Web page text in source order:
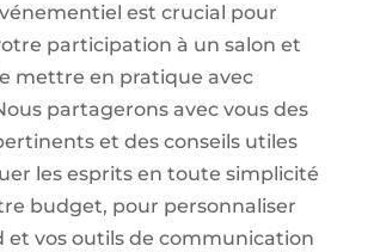
est crucial pour
participation à un salon et
mettre en pratique avec
partagerons avec vous des
et des conseils utiles
les esprits en toute simplicité
budget, pour personnaliser
et vos outils de communication